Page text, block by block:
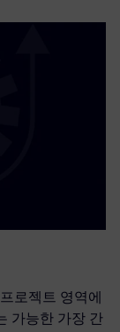
로젝트 영역에
가능한 가장 간